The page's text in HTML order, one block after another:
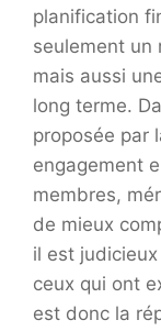
planification
seulement un
mais aussi
long terme.
proposée par
engagement
membres,
de mieux
il est
ceux qui ont
est donc la